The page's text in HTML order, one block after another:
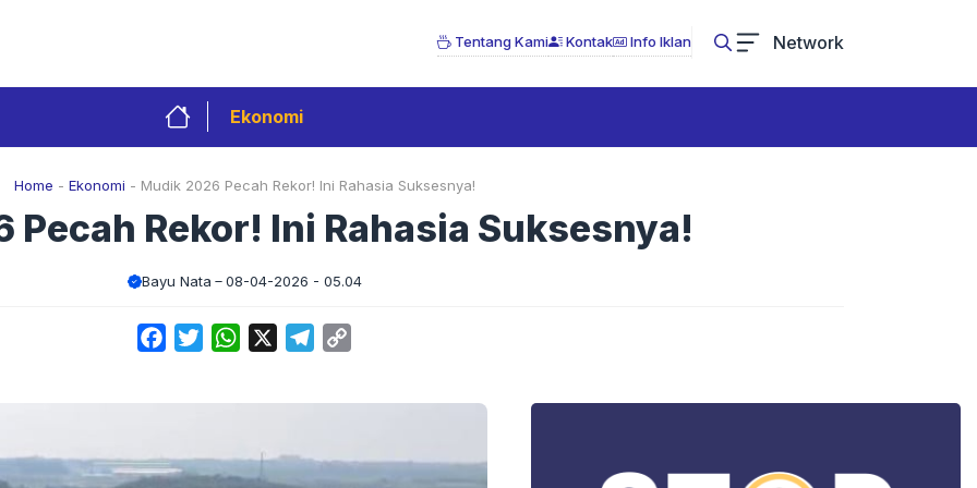
Tentang Kami Kontak Info Iklan Network
Ekonomi
Home - Ekonomi - Mudik 2026 Pecah Rekor! Ini Rahasia Suksesnya!
Pecah Rekor! Ini Rahasia Suksesnya!
Bayu Nata 08-04-2026 - 05.04
FacebookTwitterWhatsApp Telegram